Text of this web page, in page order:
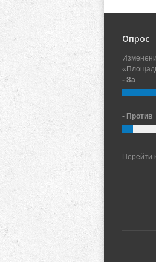
Опрос
- За
- Против
Перейти